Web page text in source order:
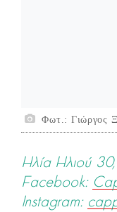
Φωτ.: Γιώργος
Ηλία Ηλιού
Facebook:
Instagram: